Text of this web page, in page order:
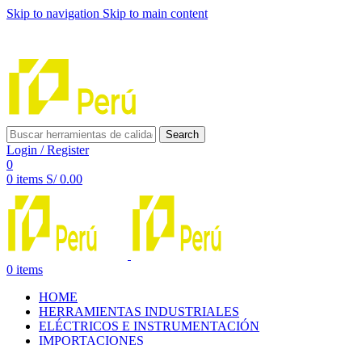
Skip to navigation Skip to main content
Search
Login / Register
0
0 items S/0.00
0 items
HOME
HERRAMIENTAS INDUSTRIALES
ELÉCTRICOS E INSTRUMENTACIÓN
IMPORTACIONES